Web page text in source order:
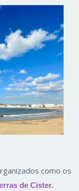
como os
de Cister.